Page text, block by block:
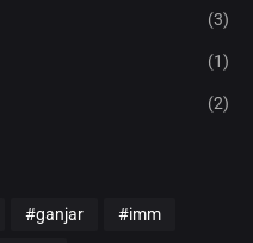
(3)
(1)
(2)
#ganjar #imm